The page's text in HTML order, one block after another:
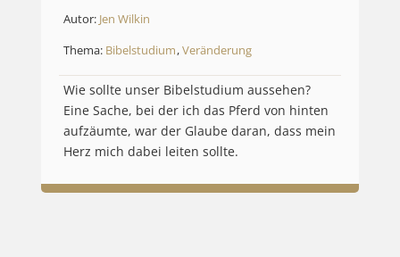
Autor: Jen Wilkin
Thema: Bibelstudium,Veränderung
Wie sollte unser Bibelstudium aussehen?
Eine Sache, bei der ich das Pferd von hinten
aufzäumte, war der Glaube daran, dass mein
Herz mich dabei leiten sollte.